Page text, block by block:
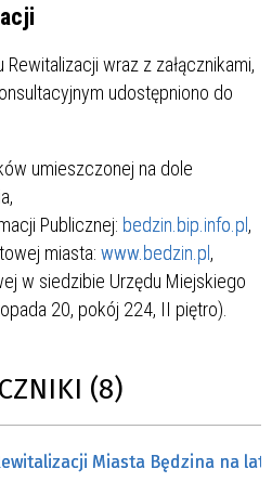
wraz z załącznikami,
udostępniono do
umieszczonej na dole
Publicznej: bedzin.bip.info.pl,
miasta: www.bedzin.pl,
w siedzibie Urzędu Miejskiego
20, pokój 224, II piętro).
(8)
Miasta Będzina na